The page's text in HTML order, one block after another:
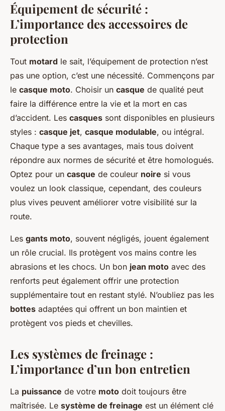
Équipement de sécurité :
L’importance des accessoires de
protection
Tout motard le sait, l’équipement de protection n’est
pas une option, c’est une nécessité. Commençons par
le casque moto. Choisir un casque de qualité peut
faire la différence entre la vie et la mort en cas
d’accident. Les casques sont disponibles en plusieurs
styles : casque jet, casque modulable, ou intégral.
Chaque type a ses avantages, mais tous doivent
répondre aux normes de sécurité et être homologués.
Optez pour un casque de couleur noire si vous
voulez un look classique, cependant, des couleurs
plus vives peuvent améliorer votre visibilité sur la
route.
Les gants moto, souvent négligés, jouent également
un rôle crucial. Ils protègent vos mains contre les
abrasions et les chocs. Un bon jean moto avec des
renforts peut également offrir une protection
supplémentaire tout en restant stylé. N’oubliez pas les
bottes adaptées qui offrent un bon maintien et
protègent vos pieds et chevilles.
Les systèmes de freinage :
L’importance d’un bon entretien
La puissance de votre moto doit toujours être
maîtrisée. Le système de freinage est un élément clé